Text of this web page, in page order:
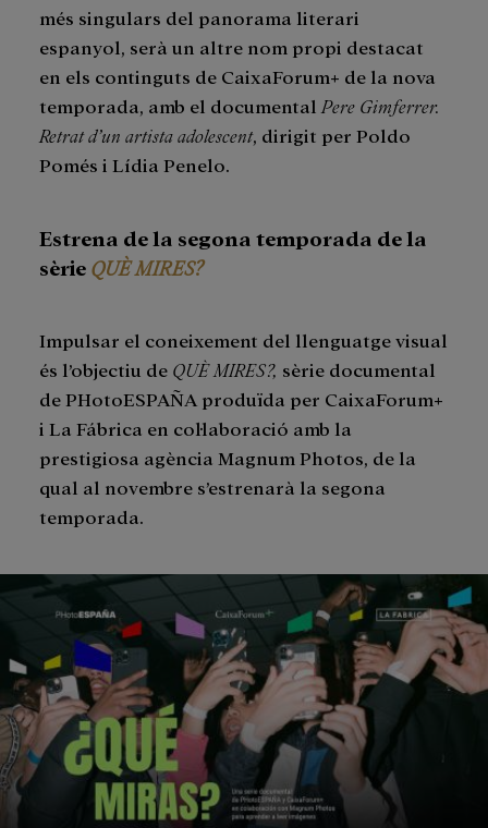
més singulars del panorama literari
espanyol, serà un altre nom propi destacat
en els continguts de CaixaForum+ de la nova
temporada, amb el documental Pere Gimferrer.
Retrat d’un artista adolescent, dirigit per Poldo
Pomés i Lídia Penelo.
Estrena de la segona temporada de la
sèrie QUÈ MIRES?
Impulsar el coneixement del llenguatge visual
és l’objectiu de QUÈ MIRES?, sèrie documental
de PHotoESPAÑA produïda per CaixaForum+
i La Fábrica en col·laboració amb la
prestigiosa agència Magnum Photos, de la
qual al novembre s’estrenarà la segona
temporada.